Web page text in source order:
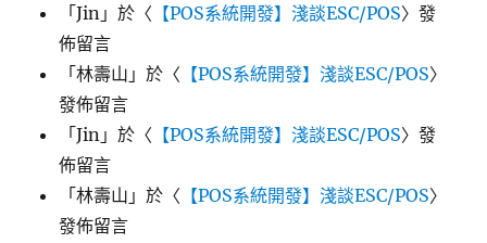
「Jin 」於〈 【POS系統開發】淺談ESC/POS〉發
佈留言
「林壽山 」於〈 【POS系統開發】淺談ESC/POS〉
發佈留言
「Jin 」於〈 【POS系統開發】淺談ESC/POS〉發
佈留言
「林壽山 」於〈 【POS系統開發】淺談ESC/POS〉
發佈留言